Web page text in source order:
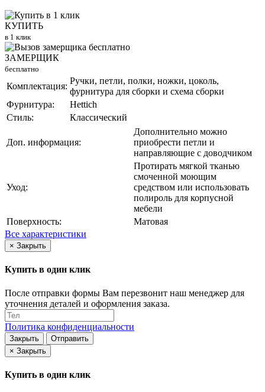
КУПИТЬ
в 1 клик
ЗАМЕРЩИК
бесплатно
Комплектация:
Ручки, петли, полки, ножки, цоколь,
фурнитура для сборки и схема сборки
Фурнитура:
Hettich
Стиль:
Классический
Доп. информация:
Дополнительно можно
приобрести петли и
направляющие с доводчиком
Уход:
Протирать мягкой тканью
смоченной моющим
средством или использовать
полироль для корпусной
мебели
Поверхность:
Матовая
Все характеристики
× Закрыть
Купить в один клик
После отправки формы Вам перезвонит наш менеджер для
уточнения деталей и оформления заказа.
Политика конфиденциальности
Закрыть
Отправить
× Закрыть
Купить в один клик